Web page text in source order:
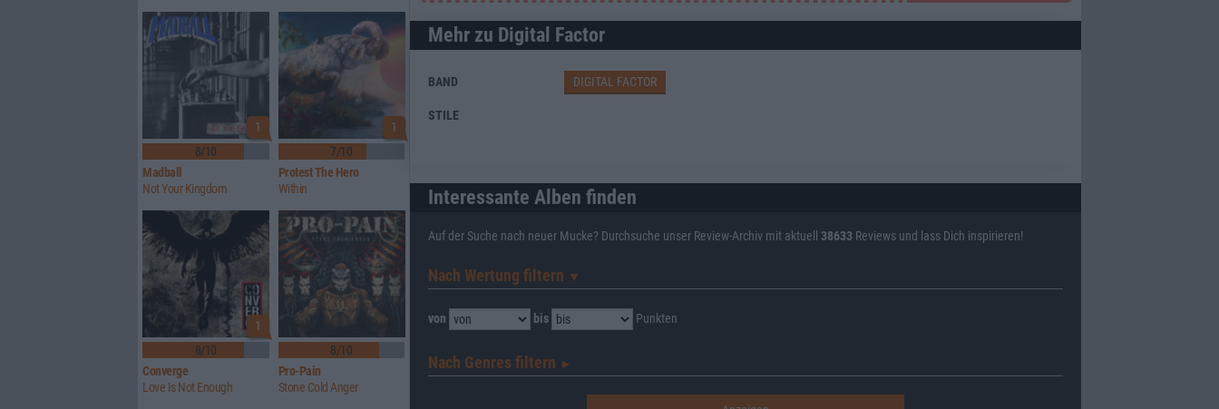
Mehr zu Digital Factor
BAND DIGITAL FACTOR
STILE
Interessante Alben finden
Auf der Suche nach neuer Mucke? Durchsuche unser Review-Archiv mit aktuell 38633 Reviews und lass Dich inspirieren!
Nach Wertung filtern ▼︎
von bis Punkten
Nach Genres filtern ►︎
1
8/10
Madball
Not Your Kingdom
1
7/10
Protest The Hero
Within
1
8/10
Converge
Love Is Not Enough
8/10
Pro-Pain
Stone Cold Anger